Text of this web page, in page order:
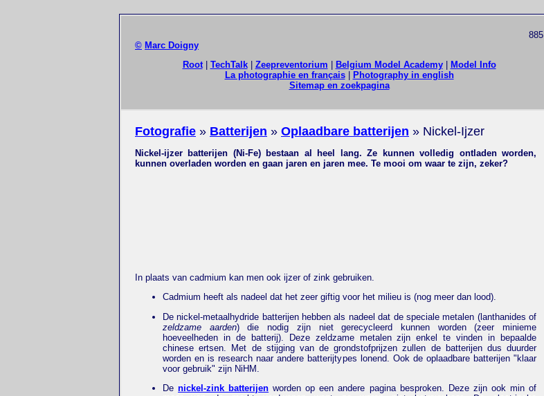
885
© Marc Doigny
Root| TechTalk| Zeepreventorium Belgium Model Academy|
Model Info
La photographie en français|
Photography in english
Sitemap en zoekpagina
Fotografie » Batterijen » Oplaadbare batterijen » Nickel-Ijzer
Nickel-ijzer batterijen (Ni-Fe) bestaan al heel lang. Ze kunnen volledig ontladen worden,
kunnen overladen worden en gaan jaren en jaren mee. Te mooi om waar te zijn, zeker?
In plaats van cadmium kan men ook ijzer of zink gebruiken.
Cadmium heeft als nadeel dat het zeer giftig voor het milieu is (nog meer dan lood).
De nickel-metaalhydride batterijen hebben als nadeel dat de speciale metalen (lanthanides of
zeldzame aarden) die nodig zijn niet gerecycleerd kunnen worden (zeer minieme
hoeveelheden in de batterij). Deze zeldzame metalen zijn enkel te vinden in bepaalde
chinese ertsen. Met de stijging van de grondstofprijzen zullen de batterijen dus duurder
worden en is research naar andere batterijtypes lonend. Ook de oplaadbare batterijen "klaar
voor gebruik" zijn NiHM.
Denickel-zink batterijen worden op een andere pagina besproken. Deze zijn ook min of